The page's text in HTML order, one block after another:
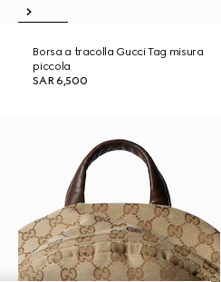
Borsa a tracolla Gucci Tag misura
piccola
SAR 6,500